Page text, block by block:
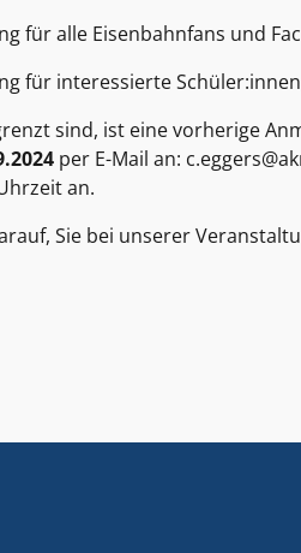
für alle Eisenbahnfans und
für interessierte
sind, ist eine vorherige
per E-Mail an:
an.
Sie bei unserer